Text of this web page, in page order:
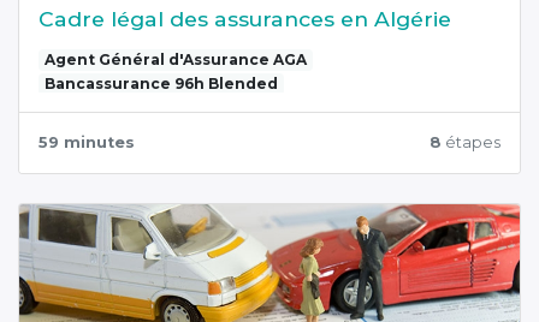
Cadre légal des assurances en Algérie
Agent Général d'Assurance AGA
Bancassurance 96h Blended
59 minutes 8 étapes